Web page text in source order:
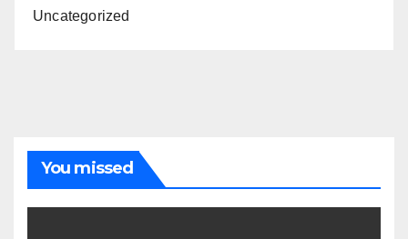
Uncategorized
You missed